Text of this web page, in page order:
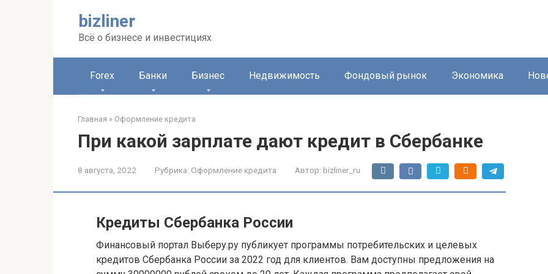
bizliner
Всё о бизнесе и инвестициях
Forex Банки Бизнес Недвижимость Фондовый рынок Экономика
Главная » Оформление кредита
При какой зарплате дают кредит в Сбербанке
8 августа, 2022 Рубрика: Оформление кредита Автор: bizliner_ru
Кредиты Сбербанка России
Финансовый портал Выберу.ру публикует программы потребительских и целевых
кредитов Сбербанка России за 2022 год для клиентов. Вам доступны предложения на